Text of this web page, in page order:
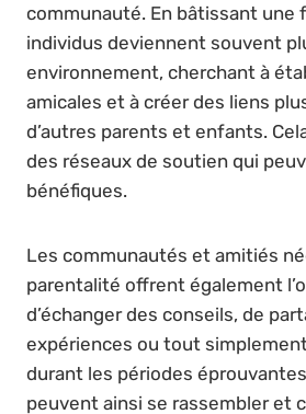
communauté. En bâtissant une
individus deviennent souvent
environnement, cherchant à
amicales et à créer des liens
d’autres parents et enfants.
des réseaux de soutien qui
bénéfiques.
Les communautés et amitiés
parentalité offrent également
d’échanger des conseils, de
expériences ou tout
durant les périodes
peuvent ainsi se rassembler et